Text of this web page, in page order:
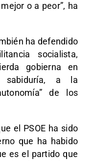
o a peor”, ha
ha defendido
socialista,
gobierna en
sabiduría, a la
de los
el PSOE ha sido
que ha habido
es el partido que